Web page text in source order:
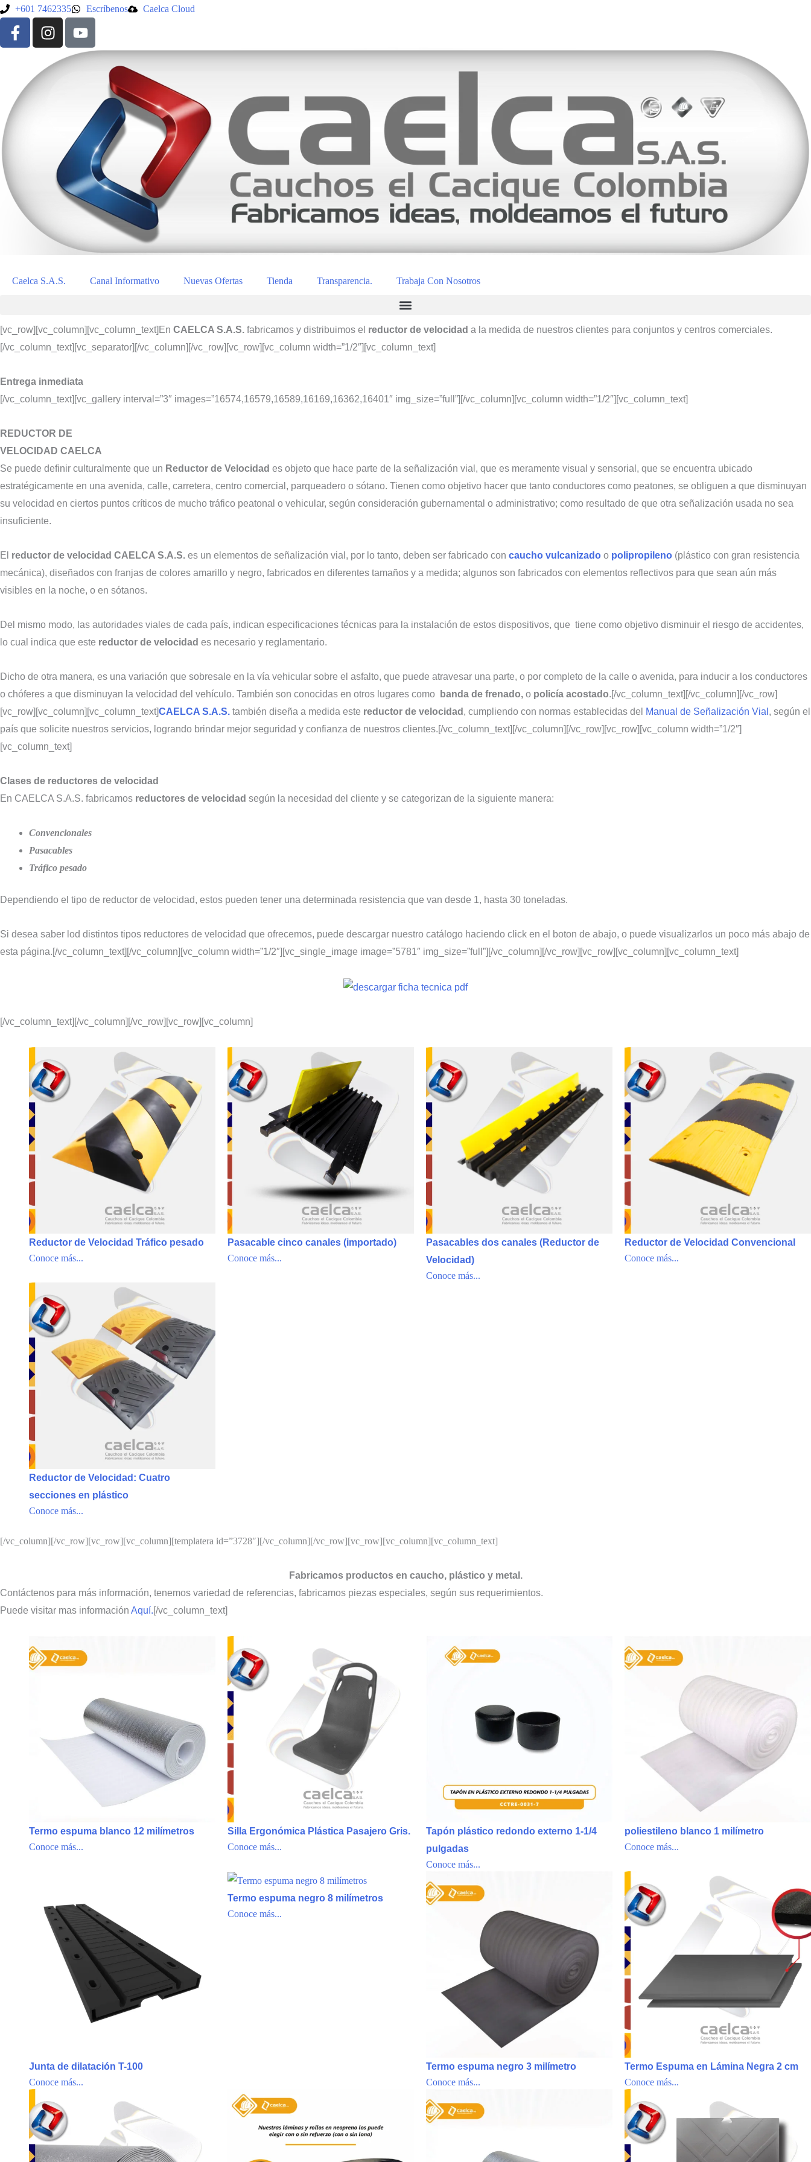
+601 7462335 Escríbenos Caelca Cloud
Caelca S.A.S. Canal Informativo Nuevas Ofertas Tienda Transparencia. Trabaja Con Nosotros
[vc_row][vc_column][vc_column_text]En CAELCA S.A.S. fabricamos y distribuimos el reductor de velocidad a la medida de nuestros clientes para conjuntos y centros comerciales.
[/vc_column_text][vc_separator][/vc_column][/vc_row][vc_row][vc_column width=”1/2″][vc_column_text]
Entrega inmediata
[/vc_column_text][vc_gallery interval=”3″ images=”16574,16579,16589,16169,16362,16401″ img_size=”full”][/vc_column][vc_column width=”1/2″][vc_column_text]
REDUCTOR DE
VELOCIDAD CAELCA
Se puede definir culturalmente que un Reductor de Velocidad es objeto que hace parte de la señalización vial, que es meramente visual y sensorial, que se encuentra ubicado
estratégicamente en una avenida, calle, carretera, centro comercial, parqueadero o sótano. Tienen como objetivo hacer que tanto conductores como peatones, se obliguen a que disminuyan
su velocidad en ciertos puntos críticos de mucho tráfico peatonal o vehicular, según consideración gubernamental o administrativo; como resultado de que otra señalización usada no sea
insuficiente.
El reductor de velocidad CAELCA S.A.S. es un elementos de señalización vial, por lo tanto, deben ser fabricado con caucho vulcanizado o polipropileno (plástico con gran resistencia
mecánica), diseñados con franjas de colores amarillo y negro, fabricados en diferentes tamaños y a medida; algunos son fabricados con elementos reflectivos para que sean aún más
visibles en la noche, o en sótanos.
Del mismo modo, las autoridades viales de cada país, indican especificaciones técnicas para la instalación de estos dispositivos, que tiene como objetivo disminuir el riesgo de accidentes,
lo cual indica que este reductor de velocidad es necesario y reglamentario.
Dicho de otra manera, es una variación que sobresale en la vía vehicular sobre el asfalto, que puede atravesar una parte, o por completo de la calle o avenida, para inducir a los conductores
o chóferes a que disminuyan la velocidad del vehículo. También son conocidas en otros lugares como
banda de frenado, o policía acostado.[/vc_column_text][/vc_column][/vc_row]
[vc_row][vc_column][vc_column_text]CAELCA S.A.S. también diseña a medida este reductor de velocidad , cumpliendo con normas establecidas del Manual de Señalización Vial , según el
país que solicite nuestros servicios, logrando brindar mejor seguridad y confianza de nuestros clientes.[/vc_column_text][/vc_column][/vc_row][vc_row][vc_column width=”1/2″]
[vc_column_text]
Clases de reductores de velocidad
En CAELCA S.A.S. fabricamos reductores de velocidad según la necesidad del cliente y se categorizan de la siguiente manera:
Convencionales
Pasacables
Tráfico pesado
Dependiendo el tipo de reductor de velocidad, estos pueden tener una determinada resistencia que van desde 1, hasta 30 toneladas.
Si desea saber lod distintos tipos reductores de velocidad que ofrecemos, puede descargar nuestro catálogo haciendo click en el boton de abajo, o puede visualizarlos un poco más abajo de
esta página.[/vc_column_text][/vc_column][vc_column width=”1/2″][vc_single_image image=”5781″ img_size=”full”][/vc_column][/vc_row][vc_row][vc_column][vc_column_text]
[/vc_column_text][/vc_column][/vc_row][vc_row][vc_column]
Reductor de Velocidad Tráfico pesado
Conoce más...
Pasacable cinco canales (importado)
Conoce más...
Pasacables dos canales (Reductor de
Velocidad)
Conoce más...
Reductor de Velocidad Convencional
Conoce más...
Reductor de Velocidad: Cuatro
secciones en plástico
Conoce más...
[/vc_column][/vc_row][vc_row][vc_column][templatera id=”3728″][/vc_column][/vc_row][vc_row][vc_column][vc_column_text]
Fabricamos productos en caucho, plástico y metal.
Contáctenos para más información, tenemos variedad de referencias, fabricamos piezas especiales, según sus requerimientos.
Puede visitar mas información Aquí.[/vc_column_text]
Termo espuma blanco 12 milímetros
Conoce más...
Silla Ergonómica Plástica Pasajero Gris.
Conoce más...
Tapón plástico redondo externo 1-1/4
pulgadas
Conoce más...
poliestileno blanco 1 milímetro
Conoce más...
Junta de dilatación T-100
Conoce más...
Termo espuma negro 8 milímetros
Conoce más...
Termo espuma negro 3 milímetro
Conoce más...
Termo Espuma en Lámina Negra 2 cm
Conoce más...